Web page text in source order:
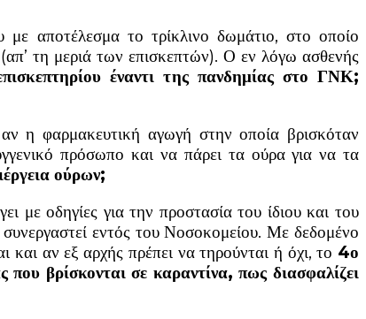
αποτέλεσμα το τρίκλινο δωμάτιο, στο οποίο
τη μεριά των επισκεπτών). Ο εν λόγω ασθενής
έναντι της πανδημίας στο ΓΝΚ;
αν η φαρμακευτική αγωγή στην οποία βρισκόταν
πρόσωπο και να πάρει τα ούρα για να τα
ούρων;
με οδηγίες για την προστασία του ίδιου και του
εντός του Νοσοκομείου. Με δεδομένο
και αν εξ αρχής πρέπει να τηρούνται ή όχι, το 4ο
βρίσκονται σε καραντίνα, πως διασφαλίζει